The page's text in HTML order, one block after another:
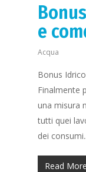
e
Acqua
Bonus
Finalmente
una misura
tutti quei
dei
Read More